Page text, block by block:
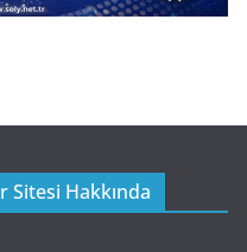
Hakkında